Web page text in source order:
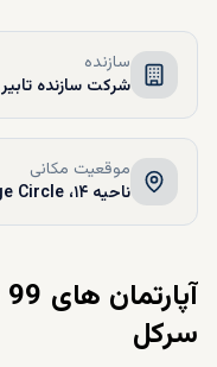
سازنده
شرکت سازنده تابیر
موقعیت مکانی
ناحیه ۱۴، Jumeirah Village Circle, دبی, امارات
سرکل